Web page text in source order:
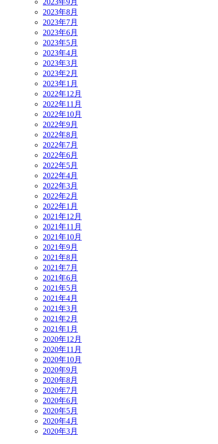
2023年9月
2023年8月
2023年7月
2023年6月
2023年5月
2023年4月
2023年3月
2023年2月
2023年1月
2022年12月
2022年11月
2022年10月
2022年9月
2022年8月
2022年7月
2022年6月
2022年5月
2022年4月
2022年3月
2022年2月
2022年1月
2021年12月
2021年11月
2021年10月
2021年9月
2021年8月
2021年7月
2021年6月
2021年5月
2021年4月
2021年3月
2021年2月
2021年1月
2020年12月
2020年11月
2020年10月
2020年9月
2020年8月
2020年7月
2020年6月
2020年5月
2020年4月
2020年3月